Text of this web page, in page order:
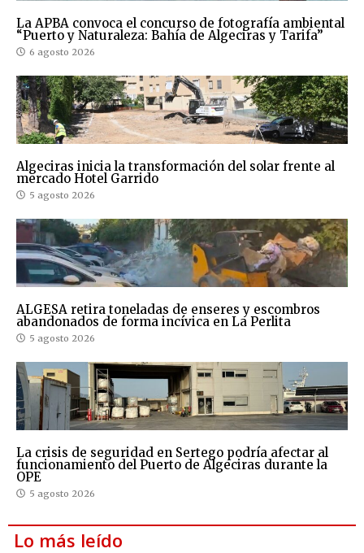
La APBA convoca el concurso de fotografía ambiental
“Puerto y Naturaleza: Bahía de Algeciras y Tarifa”
6 agosto 2026
Algeciras inicia la transformación del solar frente al
mercado Hotel Garrido
5 agosto 2026
ALGESA retira toneladas de enseres y escombros
abandonados de forma incívica en La Perlita
5 agosto 2026
La crisis de seguridad en Sertego podría afectar al
funcionamiento del Puerto de Algeciras durante la
OPE
5 agosto 2026
Lo más leído